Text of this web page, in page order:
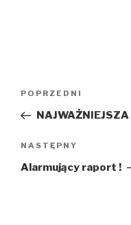
Poprzedni
wpis
POPRZEDNI
Następny
wpis
NASTĘPNY
Alarmujący raport !